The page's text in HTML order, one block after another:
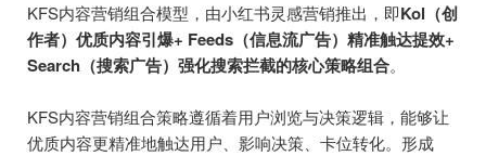
KFS内容营销组合模型，由小红书灵感营销推出，即Kol（创
作者）优质内容引爆+ Feeds（信息流广告）精准触达提效+
Search（搜索广告）强化搜索拦截的核心策略组合。
KFS内容营销组合策略遵循着用户浏览与决策逻辑，能够让
优质内容更精准地触达用户、影响决策、卡位转化。 形成